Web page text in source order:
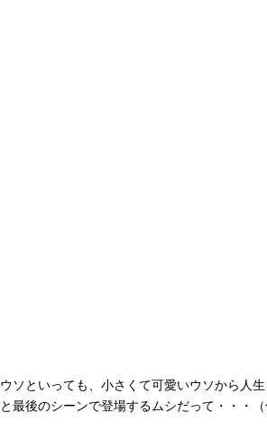
ウソといっても、小さくて可愛いウソから人
と最後のシーンで登場するムシだって・・・